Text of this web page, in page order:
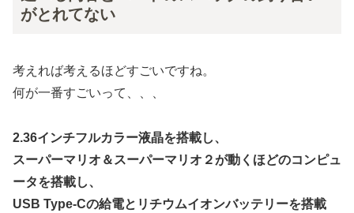
がとれてない
考えれば考えるほどすごいですね。
何が一番すごいって、、、
2.36インチフルカラー液晶を搭載し、
スーパーマリオ＆スーパーマリオ２が動くほどのコンピュ
ータを搭載し、
USB Type-Cの給電とリチウムイオンバッテリーを搭載